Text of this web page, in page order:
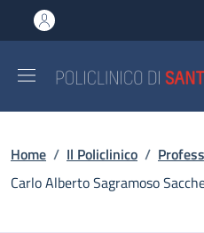
al contenuto principale
to footer content
Briciole di pane
Home / Il Policlinico /
Carlo Alberto Sagramoso